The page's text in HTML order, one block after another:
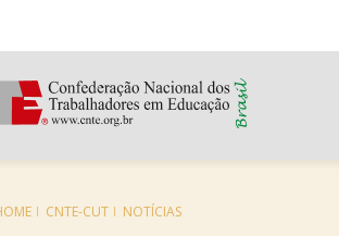
CNTE-CUT NOTÍCIAS